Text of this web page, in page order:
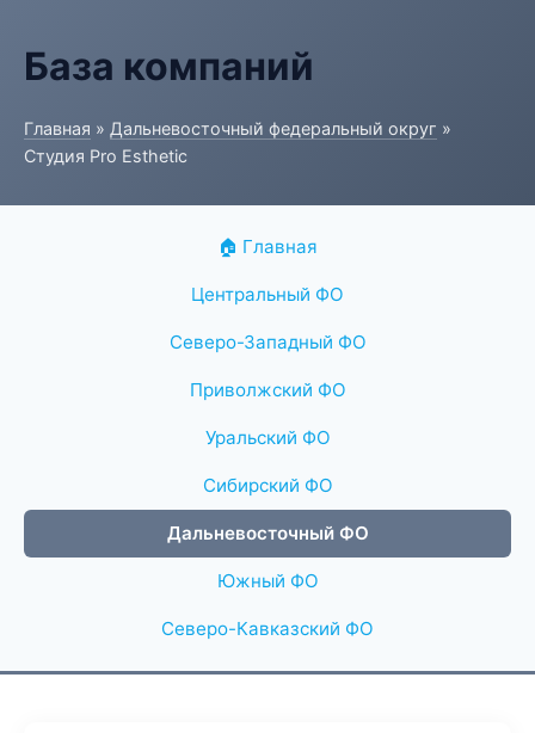
База компаний
Главная » Дальневосточный федеральный округ »
Студия Pro Esthetic
🏠 Главная
Центральный ФО
Северо-Западный ФО
Приволжский ФО
Уральский ФО
Сибирский ФО
Дальневосточный ФО
Южный ФО
Северо-Кавказский ФО